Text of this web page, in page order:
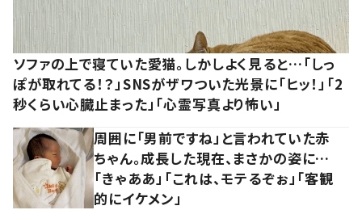
ソファの上で寝ていた愛猫。しかしよく見ると…「しっ
ぽが取れてる！？」SNSがザワついた光景に「ヒッ！」「2
秒くらい心臓止まった」「心霊写真より怖い」
周囲に「男前ですね」と言われていた赤
ちゃん。成長した現在、まさかの姿に…
「きゃああ」「これは、モテるぞぉ」「客観
的にイケメン」